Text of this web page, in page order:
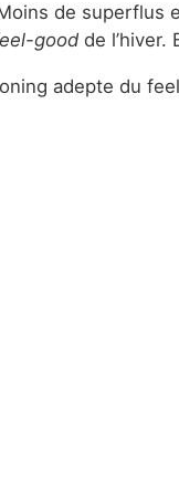
de superflus
good de l’hiver.
adepte du